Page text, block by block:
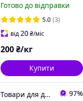
покриттям (1 кг)
Готово до відправки
5.0 (3)
від20₴/міс
200₴/кг
Купити
Товари для дому! 97%